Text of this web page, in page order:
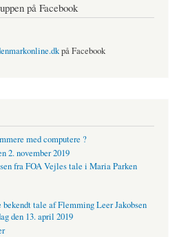
på Facebook
på Facebook
med computere ?
2. november 2019
fra FOA Vejles tale i Maria Parken
tale af Flemming Leer Jakobsen
den 13. april 2019